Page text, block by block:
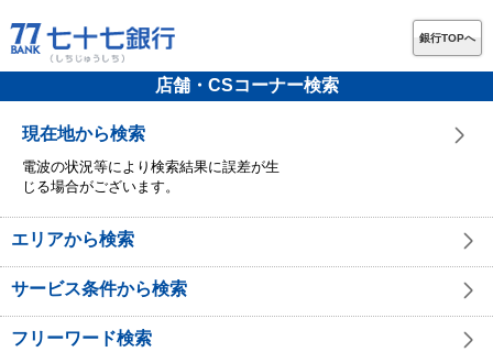
銀行TOPへ
店舗・CSコーナー検索
現在地から検索
電波の状況等により検索結果に誤差が生
じる場合がございます。
エリアから検索
サービス条件から検索
フリーワード検索